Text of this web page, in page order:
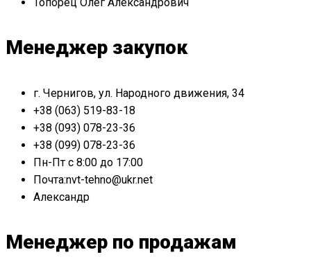
Менеджер закупок
г. Чернигов, ул. Народного движения, 34
+38 (063) 519-83-18
+38 (093) 078-23-36
+38 (099) 078-23-36
Пн-Пт с 8:00 до 17:00
Почта:nvt-tehno@ukr.net
Александр
Менеджер по продажам